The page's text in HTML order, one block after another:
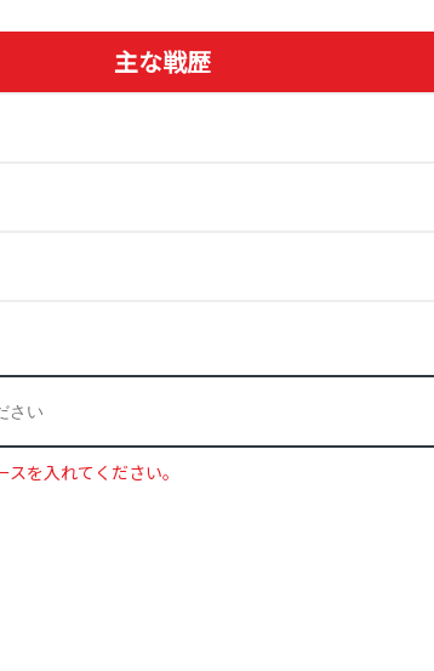
主な戦歴
を入れてください。